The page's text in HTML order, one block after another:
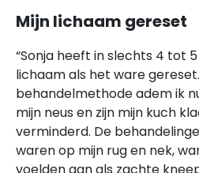
Mijn lichaam gereset
“Sonja heeft in slechts 4 tot
lichaam als het ware
behandelmethode adem ik
mijn neus en zijn mijn kuch
verminderd. De
waren op mijn rug en nek,
voelden aan als zachte